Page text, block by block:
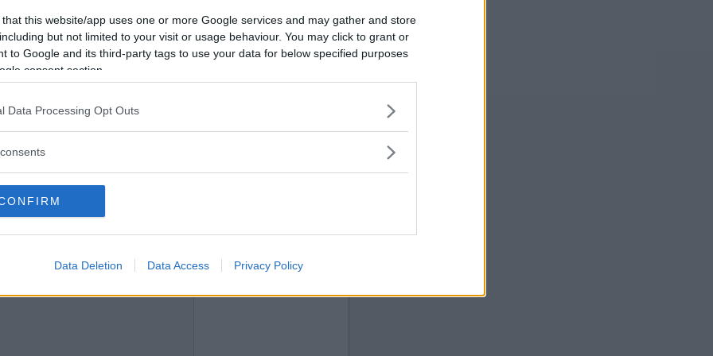
that this website/app uses one or more Google services and may gather and store
but not limited to your visit or usage behaviour. You may click to grant or
to Google and its third-party tags to use your data for below specified purposes
consent section.
Data Processing Opt Outs
Data Deletion Data Access Privacy Policy
Vill du bli
medlem?